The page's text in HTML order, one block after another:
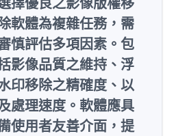
除軟體為複雜任務，需
慎評估多項因素。包
影像品質之維持、浮
印移除之精確度、以
處理速度。軟體應具
使用者友善介面，提